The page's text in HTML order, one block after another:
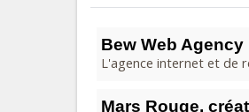
Bew Web Agency
L'agence internet et de
Mars Rouge,